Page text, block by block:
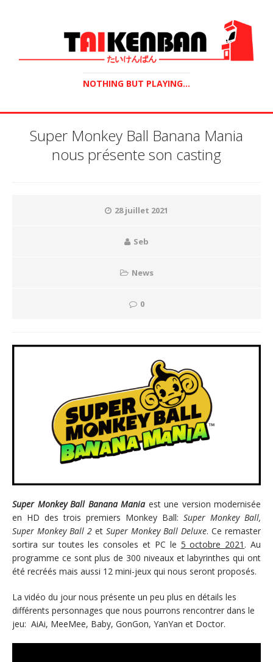
NOTHING BUT PLAYING...
Super Monkey Ball Banana Mania
nous présente son casting
28 juillet 2021
Seb
News
0
Super Monkey Ball Banana Mania est une version modernisée
en HD des trois premiers Monkey Ball: Super Monkey Ball,
Super Monkey Ball 2 et Super Monkey Ball Deluxe. Ce remaster
sortira sur toutes les consoles et PC le 5 octobre 2021 . Au
programme ce sont plus de 300 niveaux et labyrinthes qui ont
été recréés mais aussi 12 mini-jeux qui nous seront proposés.
La vidéo du jour nous présente un peu plus en détails les
différents personnages que nous pourrons rencontrer dans le
jeu: AiAi, MeeMee, Baby, GonGon, YanYan et Doctor.